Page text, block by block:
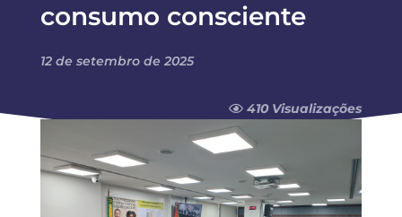
consumo consciente
12 de setembro de 2025
410 Visualizações